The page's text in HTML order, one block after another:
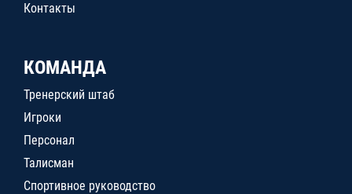
Контакты
КОМАНДА
Тренерский штаб
Игроки
Персонал
Талисман
Спортивное руководство